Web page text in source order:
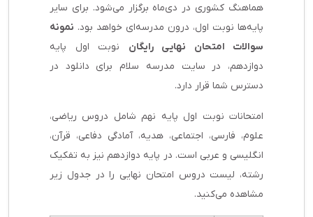
هماهنگ کشوری در دی‌ماه برگزار می‌شود. برای سایر
پایه‌ها نوبت اول، درون مدرسه‌ای خواهد بود. نمونه
سوالات امتحان نهایی رایگان نوبت اول پایه
دوازدهم، در سایت مدرسه سلام برای دانلود در
دسترس شما قرار دارد.
امتحانات نوبت اول پایه نهم شامل دروس ریاضی،
علوم، فارسی، اجتماعی، هدیه، آمادگی دفاعی، قرآن،
انگلیسی و عربی است. در پایه دوازدهم نیز به تفکیک
رشته، لیست دروس امتحان نهایی را در جدول زیر
مشاهده می‌کنید.